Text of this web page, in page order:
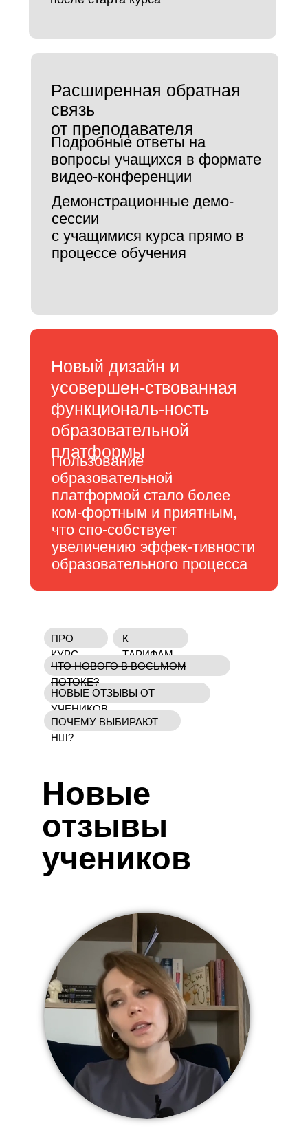
Расширенная обратная
связь
от преподавателя
Подробные ответы на
вопросы учащихся в формате
видео-конференции
Демонстрационные демо-
сессии
с учащимися курса прямо в
процессе обучения
ПРО
КУРС
К
ТАРИФАМ
НОВЫЕ ОТЗЫВЫ ОТ
УЧЕНИКОВ
ЧТО НОВОГО В ВОСЬМОМ
ПОТОКЕ?
ПОЧЕМУ ВЫБИРАЮТ
НШ?
Пользование
образовательной
платформой стало более
ком-фортным и приятным,
что спо-собствует
увеличению эффек-тивности
образовательного процесса
Новый дизайн и
усовершен-ствованная
функциональ-ность
образовательной
платформы
Новые
отзывы
учеников